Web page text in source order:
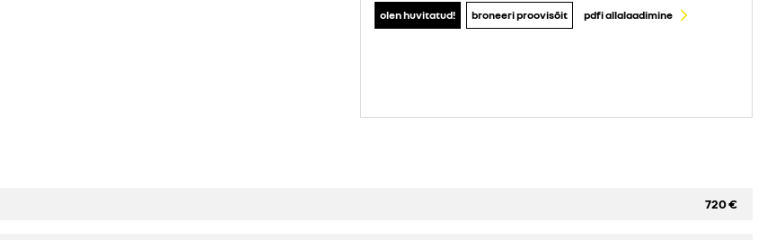
olen huvitatud! broneeri proovisõit pdfi allalaadimine
720 €